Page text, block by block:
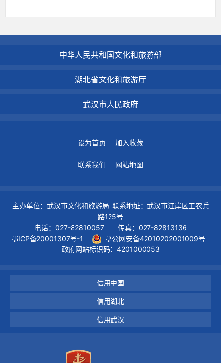
中华人民共和国文化和旅游部
湖北省文化和旅游厅
武汉市人民政府
设为首页 加入收藏
联系我们 网站地图
主办单位：武汉市文化和旅游局 联系地址：武汉市江岸区工农兵
路125号
电话：027-82810057 传真：027-82813136
鄂ICP备20001307号-1
鄂公网安备42010202001009号
政府网站标识码：4201000053
信用中国
信用湖北
信用武汉